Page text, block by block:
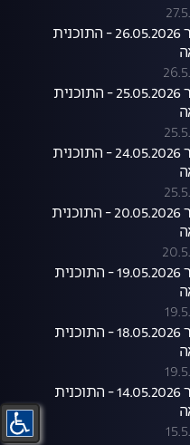
הצינור 26.05.2026 - התוכנית
הצינור 25.05.2026 - התוכנית
הצינור 24.05.2026 - התוכנית
הצינור 20.05.2026 - התוכנית
הצינור 19.05.2026 - התוכנית
הצינור 18.05.2026 - התוכנית
הצינור 14.05.2026 - התוכנית